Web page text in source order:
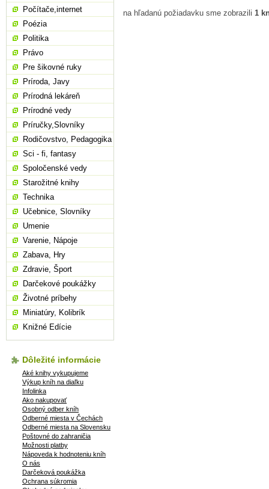
na hľadanú požiadavku sme zobrazili 1
Počítače,internet
Poézia
Politika
Právo
Pre šikovné ruky
Príroda, Javy
Prírodná lekáreň
Prírodné vedy
Príručky,Slovníky
Rodičovstvo, Pedagogika
Sci - fi, fantasy
Spoločenské vedy
Starožitné knihy
Technika
Učebnice, Slovníky
Umenie
Varenie, Nápoje
Zabava, Hry
Zdravie, Šport
Darčekové poukážky
Životné príbehy
Miniatúry, Kolibrík
Knižné Edície
Dôležité informácie
Aké knihy vykupujeme
Výkup kníh na diaľku
Infolinka
Ako nakupovať
Osobný odber kníh
Odberné miesta v Čechách
Odberné miesta na Slovensku
Poštovné do zahraničia
Možnosti platby
Nápoveda k hodnoteniu kníh
O nás
Darčeková poukážka
Ochrana súkromia